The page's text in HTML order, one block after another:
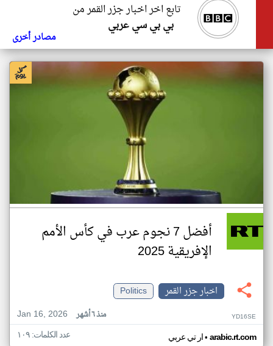
تابع اخر اخبار جزر القمر من
بي بي سي عربي
مصادر أخرى
أفضل 7 نجوم عرب في كأس الأمم
الإفريقية 2025
اخبار جزر القمر
Politics
Jan 16, 2026
منذ ٦ أشهر YD16SE
ار تي عربي• arabic.rt.com عدد الكلمات: ١٠٩